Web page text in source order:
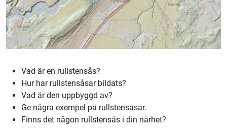
Vad är en rullstensås?
Hur har rullstensåsar bildats?
Vad är den uppbyggd av?
Ge några exempel på rullstensåsar.
Finns det någon rullstensås i din närhet?